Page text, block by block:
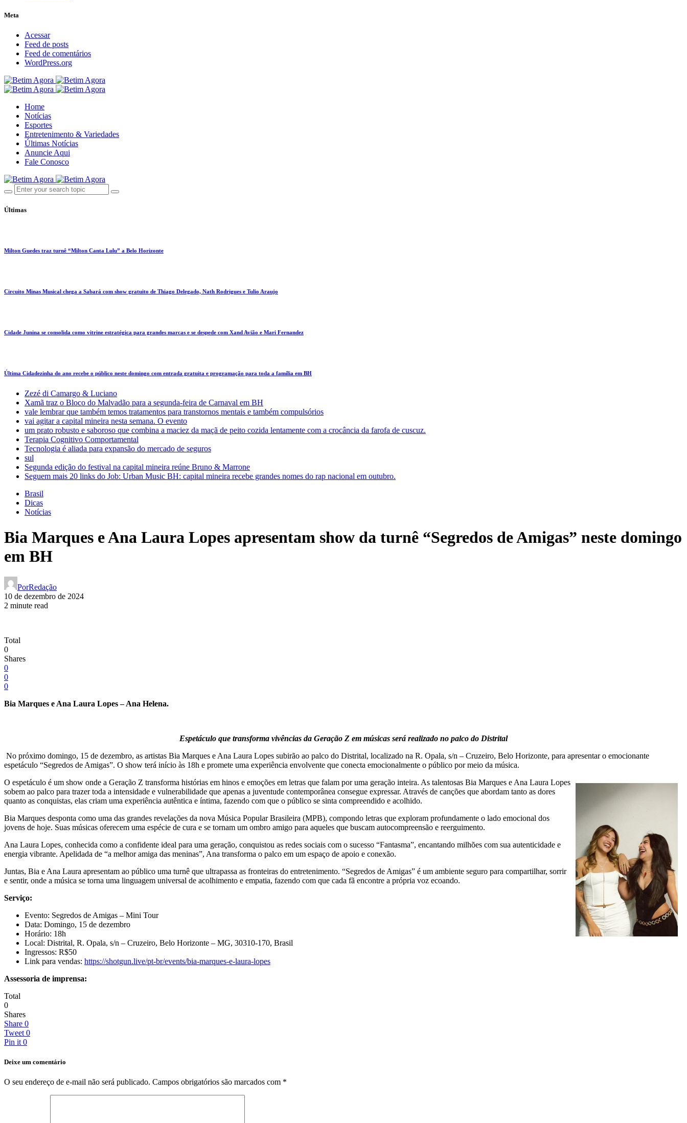
Meta
Acessar
Feed de posts
Feed de comentários
WordPress.org
Home
Notícias
Esportes
Entretenimento & Variedades
Últimas Notícias
Anuncie Aqui
Fale Conosco
Últimas
Milton Guedes traz turnê “Milton Canta Lulu” a Belo Horizonte
Circuito Minas Musical chega a Sabará com show gratuito de Thiago Delegado, Nath Rodrigues e Tulio Araujo
Cidade Junina se consolida como vitrine estratégica para grandes marcas e se despede com Xand Avião e Mari Fernandez
Última Cidadezinha do ano recebe o público neste domingo com entrada gratuita e programação para toda a família em BH
Zezé di Camargo & Luciano
Xamã traz o Bloco do Malvadão para a segunda-feira de Carnaval em BH
vale lembrar que também temos tratamentos para transtornos mentais e também compulsórios
vai agitar a capital mineira nesta semana. O evento
um prato robusto e saboroso que combina a maciez da maçã de peito cozida lentamente com a crocância da farofa de cuscuz.
Terapia Cognitivo Comportamental
Tecnologia é aliada para expansão do mercado de seguros
sul
Segunda edição do festival na capital mineira reúne Bruno & Marrone
Seguem mais 20 links do Job: Urban Music BH: capital mineira recebe grandes nomes do rap nacional em outubro.
Brasil
Dicas
Notícias
Bia Marques e Ana Laura Lopes apresentam show da turnê “Segredos de Amigas” neste domingo
em BH
PorRedação
10 de dezembro de 2024
2 minute read
Total
0
Shares
0
0
0
Bia Marques e Ana Laura Lopes – Ana Helena.
Espetáculo que transforma vivências da Geração Z em músicas será realizado no palco do Distrital
No próximo domingo, 15 de dezembro, as artistas Bia Marques e Ana Laura Lopes subirão ao palco do Distrital, localizado na R. Opala, s/n – Cruzeiro, Belo Horizonte, para apresentar o emocionante
espetáculo “Segredos de Amigas”. O show terá início às 18h e promete uma experiência envolvente que conecta emocionalmente o público por meio da música.
O espetáculo é um show onde a Geração Z transforma histórias em hinos e emoções em letras que falam por uma geração inteira. As talentosas Bia Marques e Ana Laura Lopes
sobem ao palco para trazer toda a intensidade e vulnerabilidade que apenas a juventude contemporânea consegue expressar. Através de canções que abordam tanto as dores
quanto as conquistas, elas criam uma experiência autêntica e íntima, fazendo com que o público se sinta compreendido e acolhido.
Bia Marques desponta como uma das grandes revelações da nova Música Popular Brasileira (MPB), compondo letras que exploram profundamente o lado emocional dos
jovens de hoje. Suas músicas oferecem uma espécie de cura e se tornam um ombro amigo para aqueles que buscam autocompreensão e reerguimento.
Ana Laura Lopes, conhecida como a confidente ideal para uma geração, conquistou as redes sociais com o sucesso “Fantasma”, encantando milhões com sua autenticidade e
energia vibrante. Apelidada de “a melhor amiga das meninas”, Ana transforma o palco em um espaço de apoio e conexão.
Juntas, Bia e Ana Laura apresentam ao público uma turnê que ultrapassa as fronteiras do entretenimento. “Segredos de Amigas” é um ambiente seguro para compartilhar, sorrir
e sentir, onde a música se torna uma linguagem universal de acolhimento e empatia, fazendo com que cada fã encontre a própria voz ecoando.
Serviço:
Evento: Segredos de Amigas – Mini Tour
Data: Domingo, 15 de dezembro
Horário: 18h
Local: Distrital, R. Opala, s/n – Cruzeiro, Belo Horizonte – MG, 30310-170, Brasil
Ingressos: R$50
Link para vendas: https://shotgun.live/pt-br/events/bia-marques-e-laura-lopes
Assessoria de imprensa:
Total
0
Shares
Share 0
Tweet 0
Pin it 0
Deixe um comentário
O seu endereço de e-mail não será publicado. Campos obrigatórios são marcados com *